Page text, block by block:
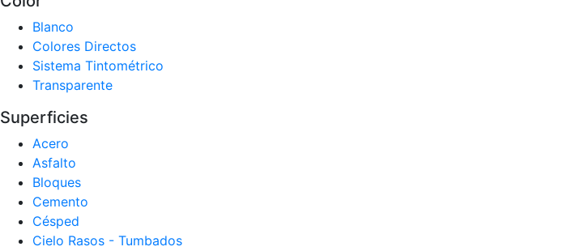
Blanco
Colores Directos
Sistema Tintométrico
Transparente
Superficies
Acero
Asfalto
Bloques
Cemento
Césped
Cielo Rasos - Tumbados